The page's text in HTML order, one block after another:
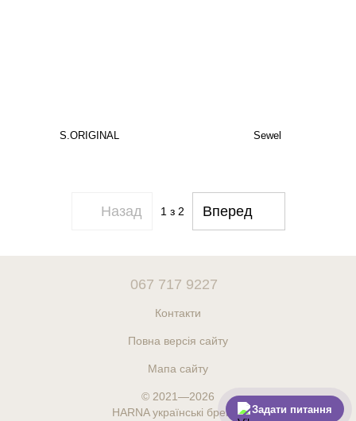
Задати питання
S.ORIGINAL Sewel
Назад 1 з 2 Вперед
067 717 9227
Контакти
Повна версія сайту
Мапа сайту
© 2021—2026
HARNA українські бренди